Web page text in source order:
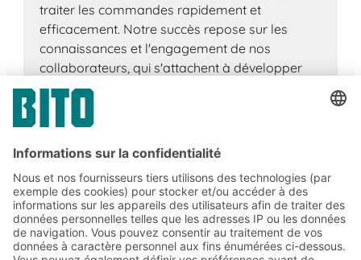
traiter les commandes rapidement et
efficacement. Notre succès repose sur les
connaissances et l'engagement de nos
collaborateurs, qui s'attachent à développer
leurs aptitudes et leurs compétences.
Marek Ilczuk
Abonnez-vous à la lettre
d'information de BITO :